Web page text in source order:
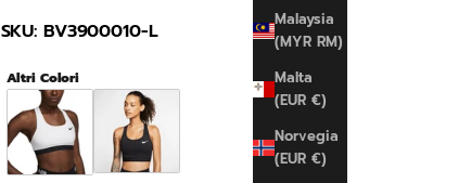
Malaysia
(MYR RM)
Malta
(EUR €)
Norvegia
(EUR €)
SKU: BV3900010-L
Altri Colori